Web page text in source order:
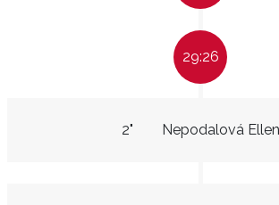
29:26
Nepodalová Ellen
2"